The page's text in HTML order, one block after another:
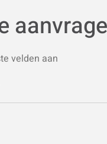
velden aan